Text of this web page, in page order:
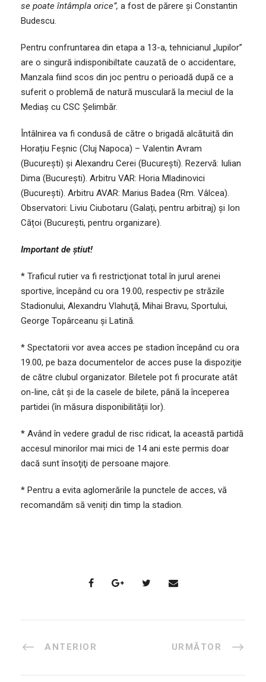
se poate întâmpla orice”, a fost de părere și Constantin
Budescu.
Pentru confruntarea din etapa a 13-a, tehnicianul „lupilor”
are o singură indisponibiltate cauzată de o accidentare,
Manzala fiind scos din joc pentru o perioadă după ce a
suferit o problemă de natură musculară la meciul de la
Mediaș cu CSC Șelimbăr.
Întâlnirea va fi condusă de către o brigadă alcătuită din
Horațiu Feșnic (Cluj Napoca) – Valentin Avram
(București) și Alexandru Cerei (București). Rezervă: Iulian
Dima (București). Arbitru VAR: Horia Mladinovici
(București). Arbitru AVAR: Marius Badea (Rm. Vâlcea).
Observatori: Liviu Ciubotaru (Galați, pentru arbitraj) și Ion
Cățoi (București, pentru organizare).
Important de știut!
* Traficul rutier va fi restricţionat total în jurul arenei
sportive, începând cu ora 19.00, respectiv pe străzile
Stadionului, Alexandru Vlahuţă, Mihai Bravu, Sportului,
George Topârceanu şi Latină.
* Spectatorii vor avea acces pe stadion începând cu ora
19.00, pe baza documentelor de acces puse la dispoziţie
de către clubul organizator. Biletele pot fi procurate atât
on-line, cât şi de la casele de bilete, până la începerea
partidei (în măsura disponibilității lor).
* Având în vedere gradul de risc ridicat, la această partidă
accesul minorilor mai mici de 14 ani este permis doar
dacă sunt însoţiţi de persoane majore.
* Pentru a evita aglomerările la punctele de acces, vă
recomandăm să veniți din timp la stadion.
ANTERIOR URMĂTOR